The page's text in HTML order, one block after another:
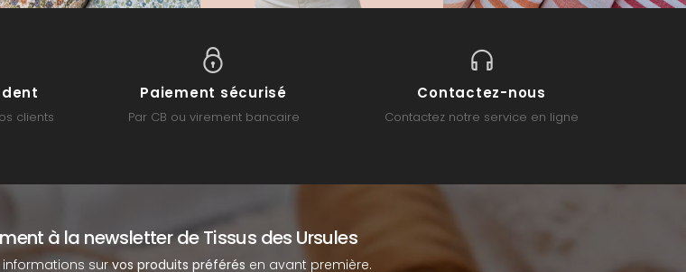
clients
Paiement sécurisé
Par CB ou virement bancaire
Contactez-nous
Contactez notre service en ligne
à la newsletter de Tissus des Ursules
survos produits préférés en avant première.